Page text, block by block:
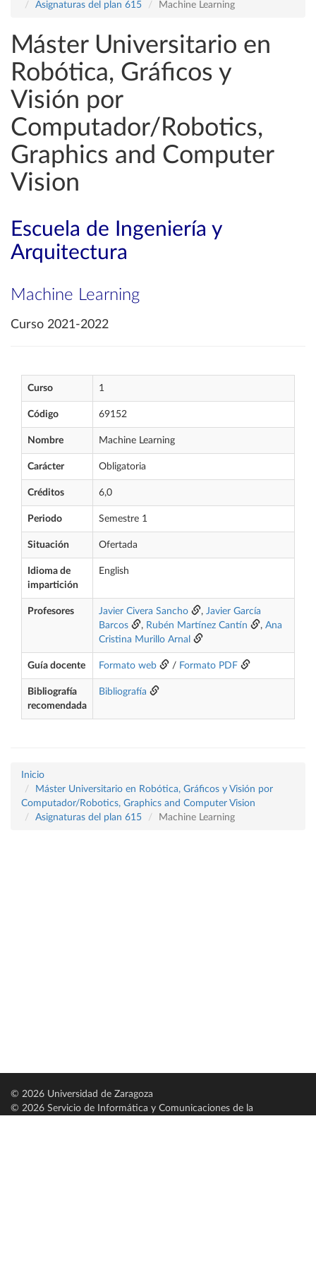
Asignaturas del plan 615
Machine Learning
Máster Universitario en
Robótica, Gráficos y
Visión por
Computador/Robotics,
Graphics and Computer
Vision
Escuela de Ingeniería y
Arquitectura
Machine Learning
Curso 2021-2022
Curso 1
Código 69152
Nombre Machine Learning
Carácter Obligatoria
Créditos 6,0
Periodo Semestre 1
Situación Ofertada
Idioma de
impartición
English
Profesores Javier Civera Sancho , Javier García
Barcos
, Rubén Martínez Cantín , Ana
Cristina Murillo Arnal
Guía docente Formato web / Formato PDF
Bibliografía
recomendada
Bibliografía
Inicio
Máster Universitario en Robótica, Gráficos y Visión por
Computador/Robotics, Graphics and Computer Vision
Asignaturas del plan 615
Machine Learning
© 2026 Universidad de Zaragoza
© 2026 Servicio de Informática y Comunicaciones de la